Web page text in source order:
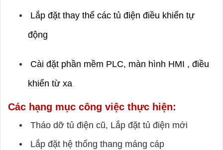
Lắp đặt thay thế các tủ điện điều khiển tự
động
Cài đặt phần mềm PLC, màn hình HMI , điều
khiển từ xa
Các hạng mục công việc thực hiện:
Tháo dỡ tủ điện cũ, Lắp đặt tủ điện mới
Lắp đặt hệ thống thang máng cáp